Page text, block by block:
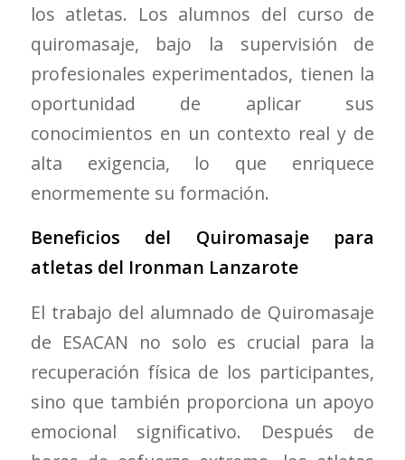
los atletas. Los alumnos del curso de
quiromasaje, bajo la supervisión de
profesionales experimentados, tienen la
oportunidad de aplicar sus
conocimientos en un contexto real y de
alta exigencia, lo que enriquece
enormemente su formación.
Beneficios del Quiromasaje para
atletas del Ironman Lanzarote
El trabajo del alumnado de Quiromasaje
de ESACAN no solo es crucial para la
recuperación física de los participantes,
sino que también proporciona un apoyo
emocional significativo. Después de